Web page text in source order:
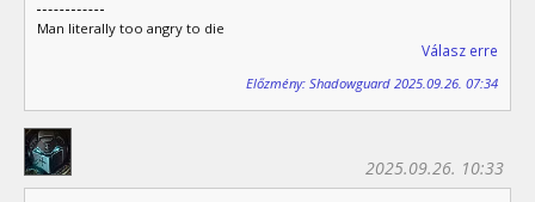
Man literally too angry to die
Válasz erre
Előzmény: Shadowguard 2025.09.26. 07:34
2025.09.26. 10:33